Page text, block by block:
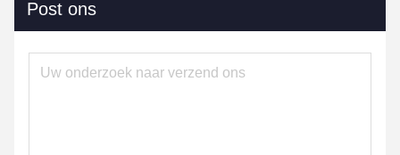
Post ons